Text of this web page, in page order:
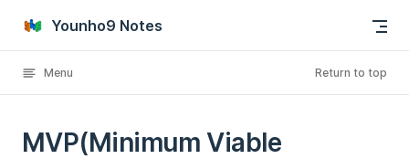
Skip to content
Younho9 Notes
Menu Return to top
MVP(Minimum Viable